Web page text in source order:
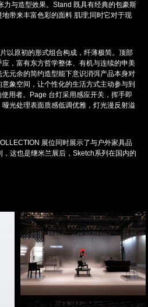
力与造型效果。Stand 既具有经典的包豪斯
带来丰富色彩的面料 肌理;同时它对于现
以原初的形式组合构成，纤薄极简。顶部
，富有东方哲学整体、有机与连续的申美
元余的简约造型能下意识消弭产品本身对
象空间，让个性化的生活方式主动参与到
用者。Page 台灯采用感应开关，挥手即
光处理表面质感低调优雅，灯光漫反射溢
展位同时展示了与户外家具品
这也是继米兰展后，Sketch系列在国内的